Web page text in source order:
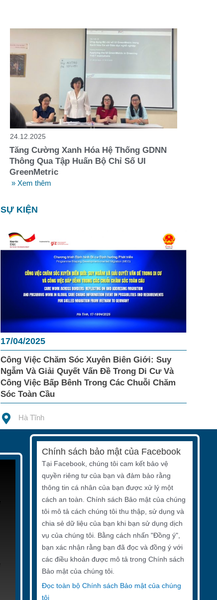
24.12.2025
Tăng Cường Xanh Hóa Hệ Thống GDNN
Thông Qua Tập Huấn Bộ Chỉ Số UI
GreenMetric
» Xem thêm
SỰ KIỆN
17/04/2025
Công Việc Chăm Sóc Xuyên Biên Giới: Suy
Ngẫm Và Giải Quyết Vấn Đề Trong Di Cư Và
Công Việc Bấp Bênh Trong Các Chuỗi Chăm
Sóc Toàn Cầu
Hà Tĩnh
Chính sách bảo mật của Facebook
Tại Facebook, chúng tôi cam kết bảo vệ
quyền riêng tư của bạn và đảm bảo rằng
thông tin cá nhân của bạn được xử lý một
cách an toàn. Chính sách Bảo mật của chúng
tôi mô tả cách chúng tôi thu thập, sử dụng và
chia sẻ dữ liệu của bạn khi bạn sử dụng dịch
vụ của chúng tôi. Bằng cách nhấn "Đồng ý",
bạn xác nhận rằng bạn đã đọc và đồng ý với
các điều khoản được mô tả trong Chính sách
Bảo mật của chúng tôi.
Đọc toàn bộ Chính sách Bảo mật của chúng
tôi